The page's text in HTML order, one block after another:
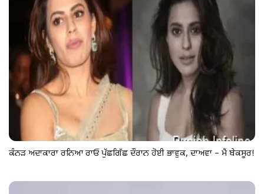
ਕੰਨੜ ਅਦਾਕਾਰਾ ਰਨਿਆ ਰਾਓ ਪੁੱਛਗਿੱਛ ਦੌਰਾਨ ਹੋਈ ਭਾਵੁਕ, ਦਾਅਵਾ – ਮੈਂ ਬੇਕਸੂਰ!